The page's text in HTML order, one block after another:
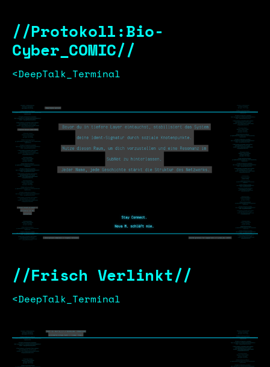
//Protokoll:Bio-
Cyber_COMIC//
<DeepTalk_Terminal
//Frisch Verlinkt//
<DeepTalk_Terminal